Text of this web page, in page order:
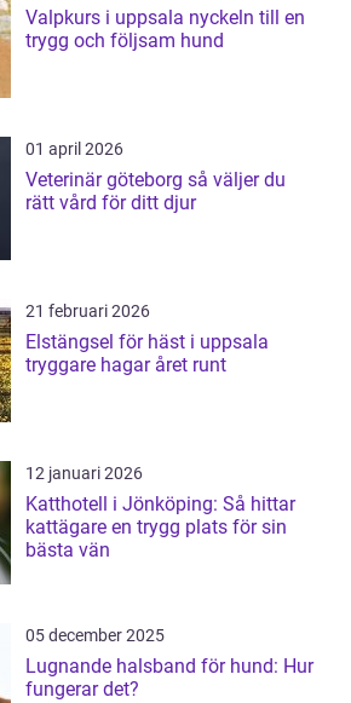
Valpkurs i uppsala nyckeln till en
trygg och följsam hund
01 april 2026
Veterinär göteborg så väljer du
rätt vård för ditt djur
21 februari 2026
Elstängsel för häst i uppsala
tryggare hagar året runt
12 januari 2026
Katthotell i Jönköping: Så hittar
kattägare en trygg plats för sin
bästa vän
05 december 2025
Lugnande halsband för hund: Hur
fungerar det?